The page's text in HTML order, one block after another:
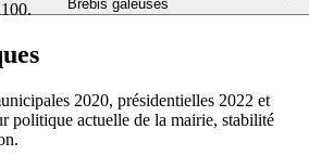
Brebis galeuses
2020, présidentielles 2022 et
politique actuelle de la mairie, stabilité